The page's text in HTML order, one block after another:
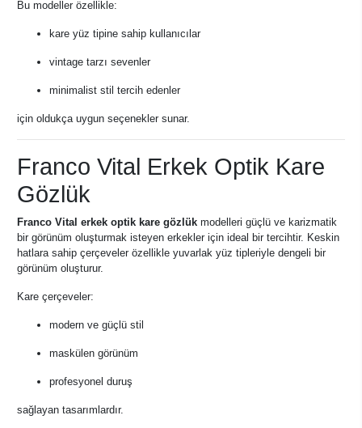
Bu modeller özellikle:
kare yüz tipine sahip kullanıcılar
vintage tarzı sevenler
minimalist stil tercih edenler
için oldukça uygun seçenekler sunar.
Franco Vital Erkek Optik Kare
Gözlük
Franco Vital erkek optik kare gözlük modelleri güçlü ve karizmatik
bir görünüm oluşturmak isteyen erkekler için ideal bir tercihtir. Keskin
hatlara sahip çerçeveler özellikle yuvarlak yüz tipleriyle dengeli bir
görünüm oluşturur.
Kare çerçeveler:
modern ve güçlü stil
maskülen görünüm
profesyonel duruş
sağlayan tasarımlardır.